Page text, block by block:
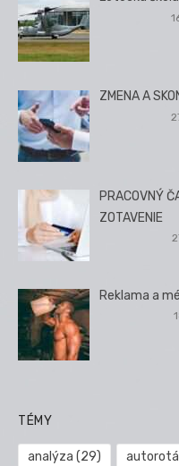
ZMENA A
PRACOVNÝ
ZOTAVENIE
Reklama a
TÉMY
analýza (29)